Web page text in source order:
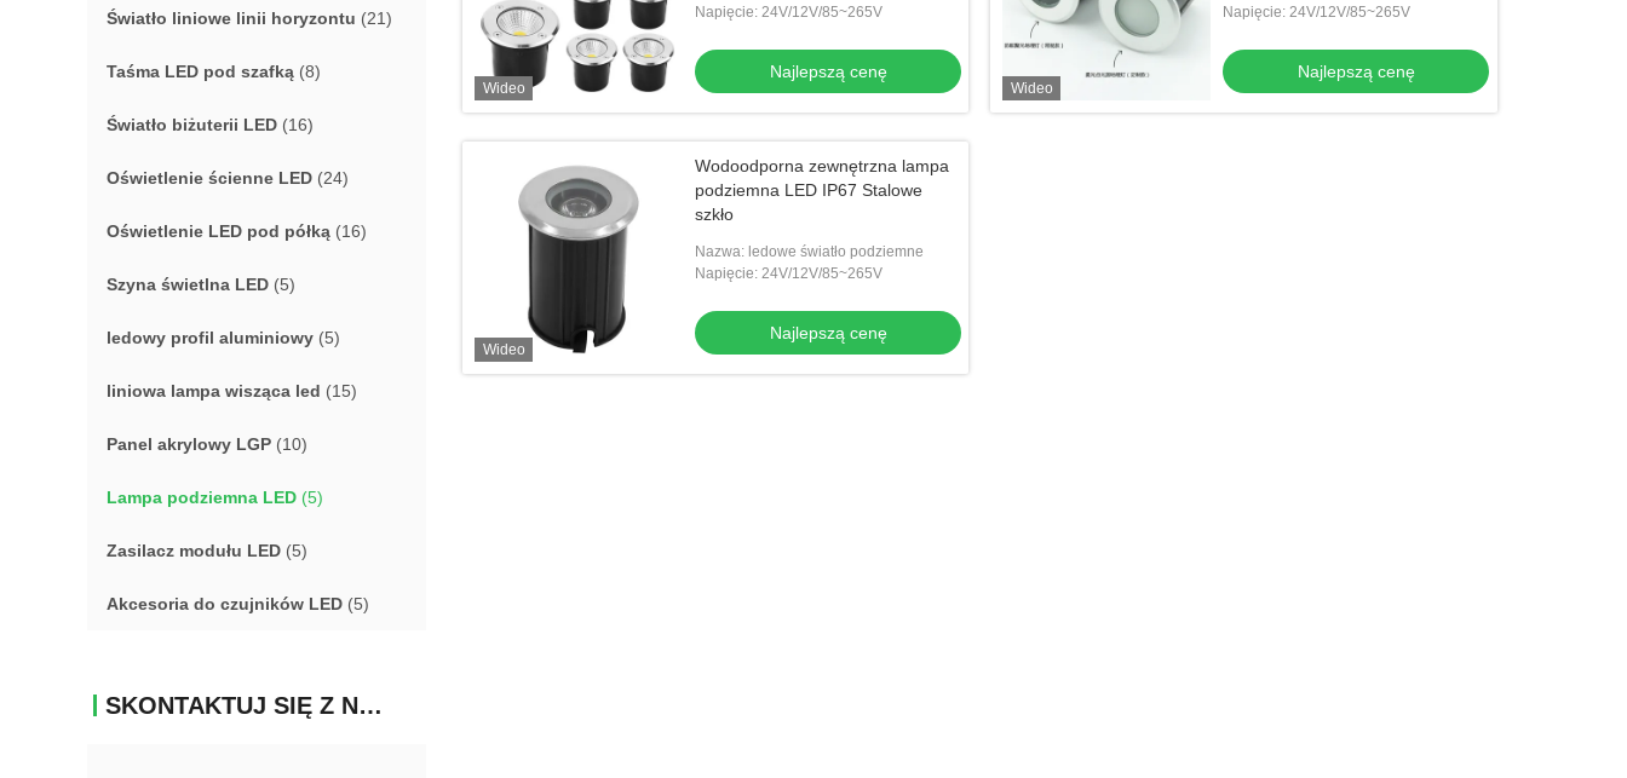
Światło liniowe linii horyzontu (21)
Taśma LED pod szafką (8)
Światło biżuterii LED (16)
Oświetlenie ścienne LED (24)
Oświetlenie LED pod półką (16)
Szyna świetlna LED (5)
ledowy profil aluminiowy (5)
liniowa lampa wisząca led (15)
Panel akrylowy LGP (10)
Lampa podziemna LED (5)
Zasilacz modułu LED (5)
Akcesoria do czujników LED (5)
SKONTAKTUJ SIĘ Z NAMI
Wideo
Napięcie: 24V/12V/85~265V
Najlepszą cenę
Wideo
Napięcie: 24V/12V/85~265V
Najlepszą cenę
Wideo
Wodoodporna zewnętrzna lampa
podziemna LED IP67 Stalowe
szkło
Nazwa: ledowe światło podziemne
Napięcie: 24V/12V/85~265V
Najlepszą cenę